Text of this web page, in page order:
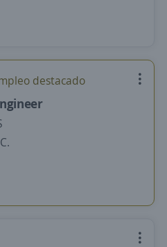
destacado